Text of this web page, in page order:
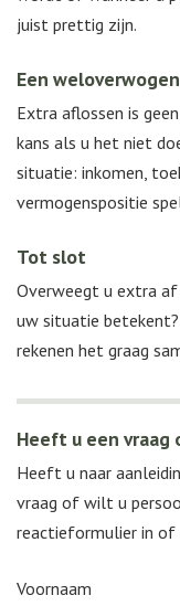
juist prettig zijn.
Een
Extra aflossen is
kans als u het niet
situatie: inkomen,
vermogenspositie
Tot slot
Overweegt u extra
uw situatie
rekenen het graag
Heeft u een vraag
Heeft u naar
vraag of wilt u
reactieformulier in of
Voornaam